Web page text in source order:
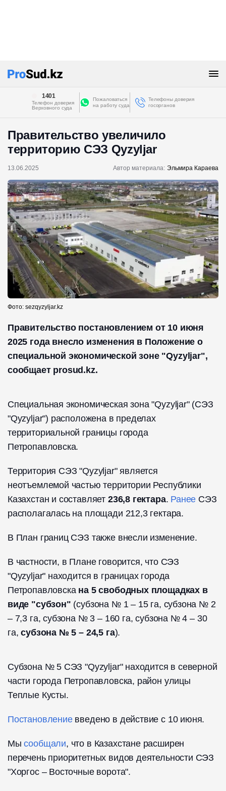
1401
Телефон доверия
Верховного суда
Пожаловаться
на работу суда
Телефоны доверия
госорганов
Правительство увеличило
территорию СЭЗ Qyzyljar
13.06.2025 Автор материала: Эльмира Караева
Фото: sezqyzyljar.kz
Правительство постановлением от 10 июня
2025 года внесло изменения в Положение о
специальной экономической зоне "Qyzyljar",
сообщает prosud.kz.
Специальная экономическая зона "Qyzyljar" (СЭЗ
"Qyzyljar") расположена в пределах
территориальной границы города
Петропавловска.
Территория СЭЗ "Qyzyljar" является
неотъемлемой частью территории Республики
Казахстан и составляет 236,8 гектара. Ранее СЭЗ
располагалась на площади 212,3 гектара.
В План границ СЭЗ также внесли изменение.
В частности, в Плане говорится, что СЭЗ
"Qyzyljar" находится в границах города
Петропавловска на 5 свободных площадках в
виде "субзон" (субзона № 1 – 15 га, субзона № 2
– 7,3 га, субзона № 3 – 160 га, субзона № 4 – 30
га,субзона № 5 – 24,5 га).
Субзона № 5 СЭЗ "Qyzyljar" находится в северной
части города Петропавловска, район улицы
Теплые Кусты.
Постановлениевведено в действие с 10 июня.
Мысообщали, что в Казахстане расширен
перечень приоритетных видов деятельности СЭЗ
"Хоргос – Восточные ворота".